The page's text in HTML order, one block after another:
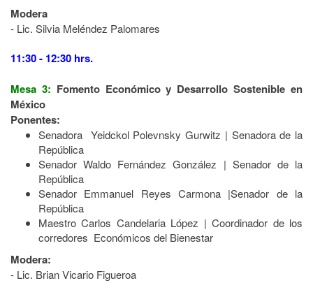
Modera
- Lic. Silvia Meléndez Palomares
11:30 - 12:30 hrs.
Mesa 3: Fomento Económico y Desarrollo Sostenible en
México
Ponentes:
Senadora Yeidckol Polevnsky Gurwitz | Senadora de la
República
Senador Waldo Fernández González | Senador de la
República
Senador Emmanuel Reyes Carmona |Senador de la
República
Maestro Carlos Candelaria López | Coordinador de los
corredores Económicos del Bienestar
Modera:
- Lic. Brian Vicario Figueroa